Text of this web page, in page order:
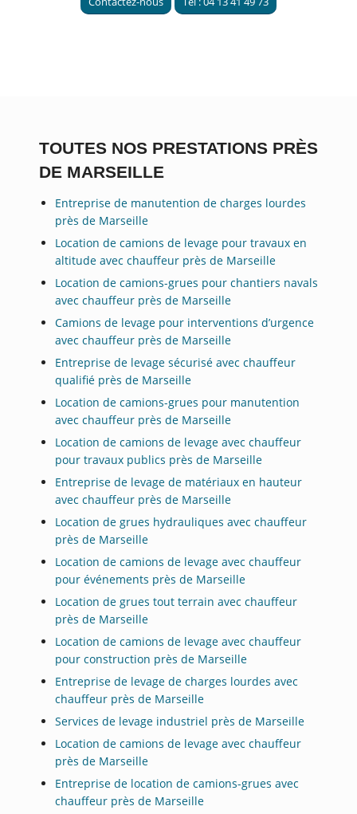
TOUTES NOS PRESTATIONS PRÈS
DE MARSEILLE
Entreprise de manutention de charges lourdes
près de Marseille
Location de camions de levage pour travaux en
altitude avec chauffeur près de Marseille
Location de camions-grues pour chantiers navals
avec chauffeur près de Marseille
Camions de levage pour interventions d’urgence
avec chauffeur près de Marseille
Entreprise de levage sécurisé avec chauffeur
qualifié près de Marseille
Location de camions-grues pour manutention
avec chauffeur près de Marseille
Location de camions de levage avec chauffeur
pour travaux publics près de Marseille
Entreprise de levage de matériaux en hauteur
avec chauffeur près de Marseille
Location de grues hydrauliques avec chauffeur
près de Marseille
Location de camions de levage avec chauffeur
pour événements près de Marseille
Location de grues tout terrain avec chauffeur
près de Marseille
Location de camions de levage avec chauffeur
pour construction près de Marseille
Entreprise de levage de charges lourdes avec
chauffeur près de Marseille
Services de levage industriel près de Marseille
Location de camions de levage avec chauffeur
près de Marseille
Entreprise de location de camions-grues avec
chauffeur près de Marseille